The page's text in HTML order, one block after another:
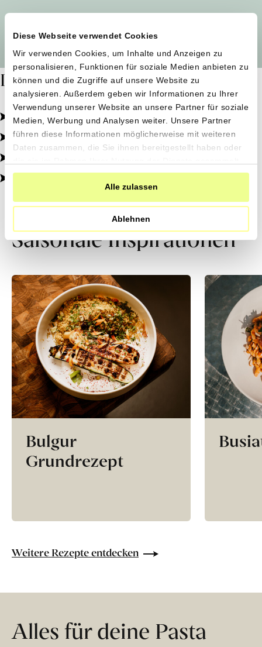
Diese Webseite verwendet Cookies
Wir verwenden Cookies, um Inhalte und Anzeigen zu
personalisieren, Funktionen für soziale Medien anbieten zu
können und die Zugriffe auf unsere Website zu
analysieren. Außerdem geben wir Informationen zu Ihrer
Verwendung unserer Website an unsere Partner für soziale
Medien, Werbung und Analysen weiter. Unsere Partner
führen diese Informationen möglicherweise mit weiteren
Daten zusammen, die Sie ihnen bereitgestellt haben oder
haben.
Alle zulassen
Ablehnen
Dafür stehen wir
Pestizidfrei angebaut, schonend verarbeitet.
Natürliche Zutaten, echter Geschmack.
Von kleinen Höfen, direkt zu dir.
100% transparent, 0% Zusatzstoffe.
Saisonale Inspirationen
Bulgur
Grundrezept
Weitere Rezepte entdecken
Alles für deine Pasta